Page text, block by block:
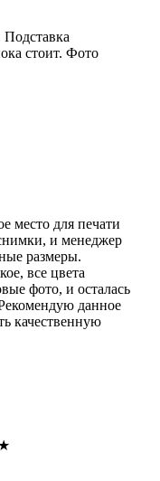
Подставка
стоит. Фото
место для печати
и менеджер
размеры.
все цвета
фото, и осталась
данное
качественную